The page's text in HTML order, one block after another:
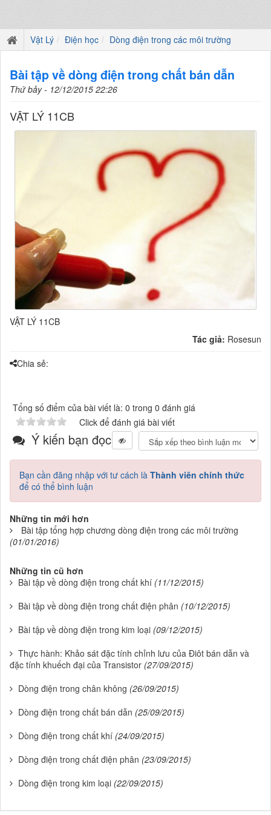
Vật Lý Điện học Dòng điện trong các môi trường
Bài tập về dòng điện trong chất bán dẫn
Thứ bảy - 12/12/2015 22:26
VẬT LÝ 11CB
VẬT LÝ 11CB
Tác giả: Rosesun
Chia sẻ:
Tổng số điểm của bài viết là: 0 trong 0 đánh giá
Click để đánh giá bài viết
Ý kiến bạn đọc
Bạn cần đăng nhập với tư cách là Thành viên chính thức
để có thể bình luận
Những tin mới hơn
Bài tập tổng hợp chương dòng điện trong các môi trường
(01/01/2016)
Những tin cũ hơn
Bài tập về dòng điện trong chất khí (11/12/2015)
Bài tập về dòng điện trong chất điện phân (10/12/2015)
Bài tập về dòng điện trong kim loại (09/12/2015)
Thực hành: Khảo sát đặc tính chỉnh lưu của Điôt bán dẫn và
đặc tính khuếch đại của Transistor (27/09/2015)
Dòng điện trong chân không (26/09/2015)
Dòng điện trong chất bán dẫn (25/09/2015)
Dòng điện trong chất khí (24/09/2015)
Dòng điện trong chất điện phân (23/09/2015)
Dòng điện trong kim loại (22/09/2015)